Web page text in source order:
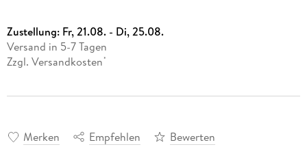
Zustellung: Fr, 21.08. - Di, 25.08.
Versand in 5-7 Tagen
Zzgl. Versandkosten *
Merken Empfehlen Bewerten